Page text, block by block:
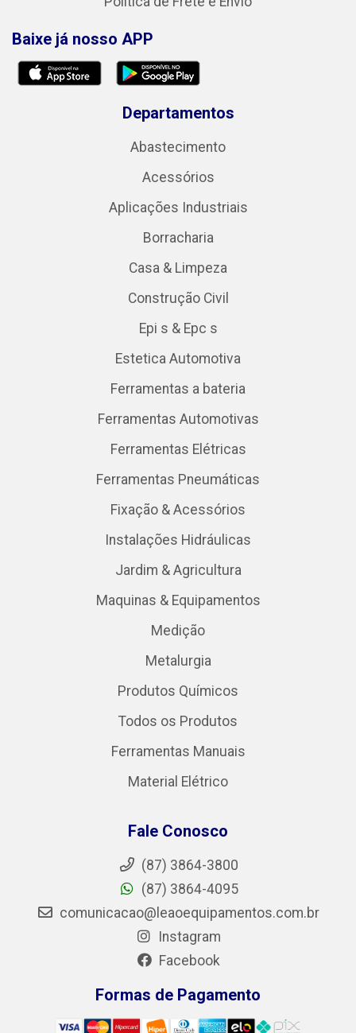
Baixe já nosso APP
Departamentos
Abastecimento
Acessórios
Aplicações Industriais
Borracharia
Casa & Limpeza
Construção Civil
Epi s & Epc s
Estetica Automotiva
Ferramentas a bateria
Ferramentas Automotivas
Ferramentas Elétricas
Ferramentas Pneumáticas
Fixação & Acessórios
Instalações Hidráulicas
Jardim & Agricultura
Maquinas & Equipamentos
Medição
Metalurgia
Produtos Químicos
Todos os Produtos
Ferramentas Manuais
Material Elétrico
Fale Conosco
(87) 3864-3800
(87) 3864-4095
comunicacao@leaoequipamentos.com.br
Instagram
Facebook
Formas de Pagamento